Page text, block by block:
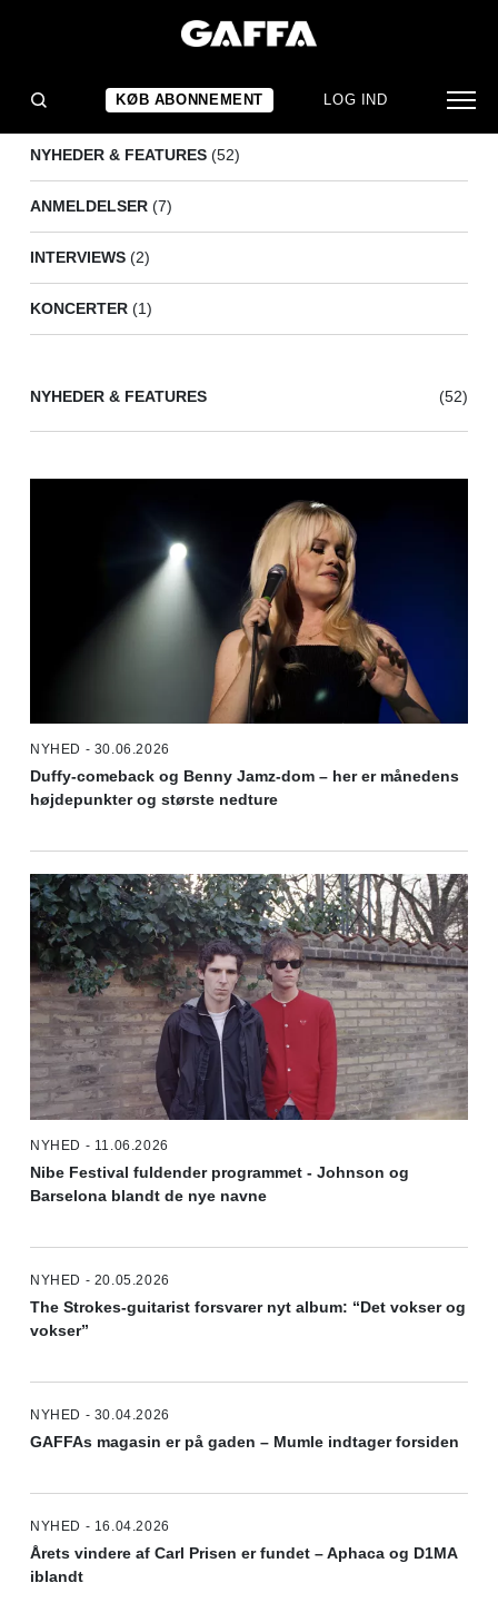
KØB ABONNEMENT LOG IND
NYHEDER & FEATURES (52)
ANMELDELSER (7)
INTERVIEWS (2)
KONCERTER (1)
NYHEDER & FEATURES (52)
NYHED - 30.06.2026
Duffy-comeback og Benny Jamz-dom – her er månedens
højdepunkter og største nedture
NYHED - 11.06.2026
Nibe Festival fuldender programmet - Johnson og
Barselona blandt de nye navne
NYHED - 20.05.2026
The Strokes-guitarist forsvarer nyt album: “Det vokser og
vokser”
NYHED - 30.04.2026
GAFFAs magasin er på gaden – Mumle indtager forsiden
NYHED - 16.04.2026
Årets vindere af Carl Prisen er fundet – Aphaca og D1MA
iblandt